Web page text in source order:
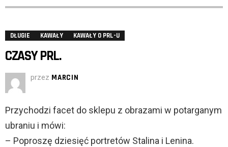
DŁUGIE KAWAŁY KAWAŁY O PRL-U
CZASY PRL.
przez MARCIN
Przychodzi facet do sklepu z obrazami w potarganym
ubraniu i mówi:
– Poproszę dziesięć portretów Stalina i Lenina.